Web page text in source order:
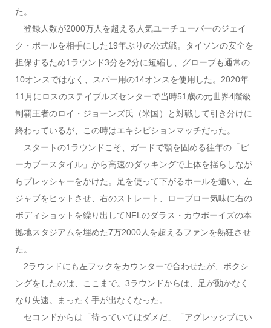
た。
登録人数が2000万人を超える人気ユーチューバーのジェイ
ク・ポールを相手にした19年ぶりの公式戦。タイソンの安全を
担保するため1ラウンド3分を2分に短縮し、グローブも通常の
10オンスではなく、スパー用の14オンスを使用した。2020年
11月にロスのステイブルズセンターで当時51歳の元世界4階級
制覇王者のロイ・ジョーンズ氏（米国）と対戦して引き分けに
終わっているが、この時はエキシビションマッチだった。
スタートの1ラウンドこそ、ガードで顎を固める往年の「ピ
ーカブースタイル」から高速のダッキングで上体を揺らしなが
らプレッシャーをかけた。足を使って下がるポールを追い、左
ジャブをヒットさせ、右のストレート、ローブロー気味に右の
ボディショットを繰り出してNFLのダラス・カウボーイズの本
拠地スタジアムを埋めた7万2000人を超えるファンを熱狂させ
た。
2ラウンドにも左フックをカウンターで合わせたが、ボクシ
ングをしたのは、ここまで。3ラウンドからは、足が動かなく
なり失速。まったく手が出なくなった。
セコンドからは「待っていてはダメだ」「アグレッシブにい